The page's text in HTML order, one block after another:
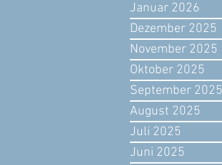
Januar 2026
Dezember 2025
November 2025
Oktober 2025
September 2025
August 2025
Juli 2025
Juni 2025